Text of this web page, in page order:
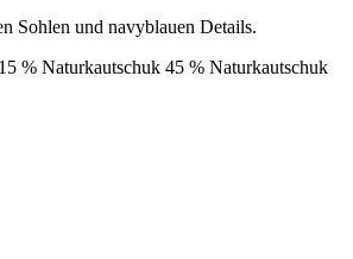
Sohlen und navyblauen Details.
% Naturkautschuk 45 % Naturkautschuk